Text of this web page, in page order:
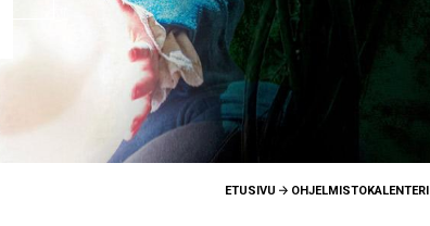
ETUSIVU OHJELMISTOKALENTERI